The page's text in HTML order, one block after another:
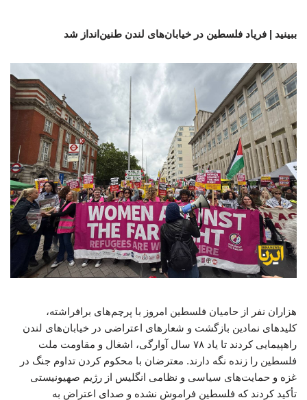
ببینید | فریاد فلسطین در خیابان‌های لندن طنین‌انداز شد
هزاران نفر از حامیان فلسطین امروز با پرچم‌های برافراشته،
کلیدهای نمادین بازگشت و شعارهای اعتراضی در خیابان‌های لندن
راهپیمایی کردند تا یاد ۷۸ سال آوارگی، اشغال و مقاومت ملت
فلسطین را زنده نگه دارند. معترضان با محکوم کردن تداوم جنگ در
غزه و حمایت‌های سیاسی و نظامی انگلیس از رژیم صهیونیستی
تأکید کردند که فلسطین فراموش نشده و صدای اعتراض به